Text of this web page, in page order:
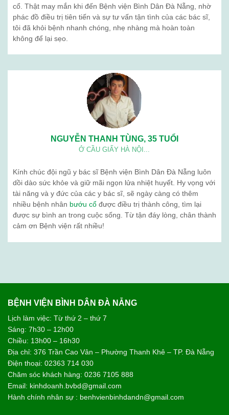
cổ. Thật may mắn khi đến Bệnh viện Bình Dân Đà Nẵng, nhờ
phác đồ điều trị tiên tiến và sự tư vấn tận tình của các bác sĩ,
tôi đã khỏi bệnh nhanh chóng, nhẹ nhàng mà hoàn toàn
không để lại sẹo.
NGUYỄN THANH TÙNG, 35 TUỔI
Ở CẦU GIẤY HÀ NỘI...
Kính chúc đội ngũ y bác sĩ Bệnh viện Bình Dân Đà Nẵng luôn
dồi dào sức khỏe và giữ mãi ngọn lửa nhiệt huyết. Hy vọng với
tài năng và y đức của các y bác sĩ, sẽ ngày càng có thêm
nhiều bệnh nhân bướu cổ được điều trị thành công, tìm lại
được sự bình an trong cuộc sống. Từ tận đáy lòng, chân thành
cảm ơn Bệnh viện rất nhiều!
BỆNH VIỆN BÌNH DÂN ĐÀ NẴNG
Lịch làm việc: Từ thứ 2 – thứ 7
Sáng: 7h30 – 12h00
Chiều: 13h00 – 16h30
Địa chỉ: 376 Trần Cao Vân – Phường Thanh Khê – TP. Đà Nẵng
Điện thoại: 02363 714 030
Chăm sóc khách hàng: 0236 7105 888
Email: kinhdoanh.bvbd@gmail.com
Hành chính nhân sự : benhvienbinhdandn@gmail.com